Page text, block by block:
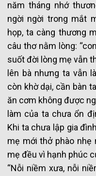
năm tháng nhớ
ngời ngời trong mắt
họp, ta càng thương
câu thơ nằm lòng:
suốt đời lòng mẹ vẫn
lên bà nhưng ta vẫn
còn khờ dại, cần bàn
ăn cơm không được
làm của ta chưa ổn
Khi ta chưa lập gia
mẹ mới thở phào nhẹ
mẹ đều vì hạnh phúc
“Nỗi niềm xưa, nỗi